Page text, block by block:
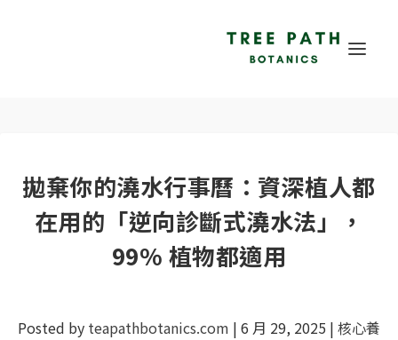
拋棄你的澆水行事曆：資深植人都
在用的「逆向診斷式澆水法」，
99% 植物都適用
Posted by teapathbotanics.com | 6 月 29, 2025 | 核心養